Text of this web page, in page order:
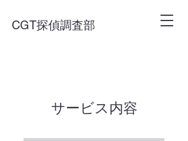
CGT探偵調査部
サービス内容